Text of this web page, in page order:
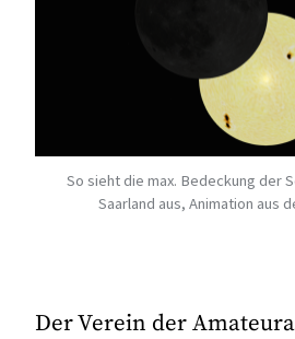
So sieht die max. Bedeckung der
Saarland aus, Animation aus
Der Verein der